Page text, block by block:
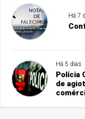
Há 7
Há 5 dias
Polícia
de